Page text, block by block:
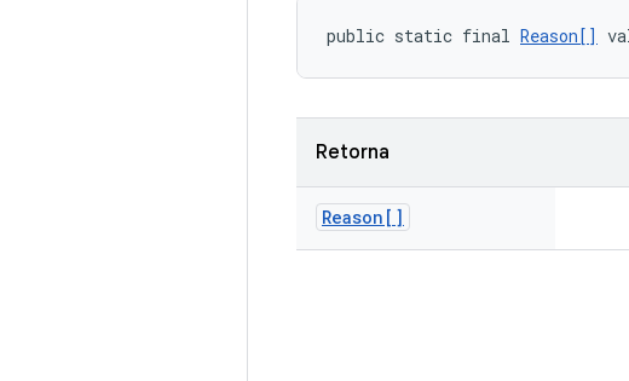
public static final Reason[]
Retorna
Reason[]